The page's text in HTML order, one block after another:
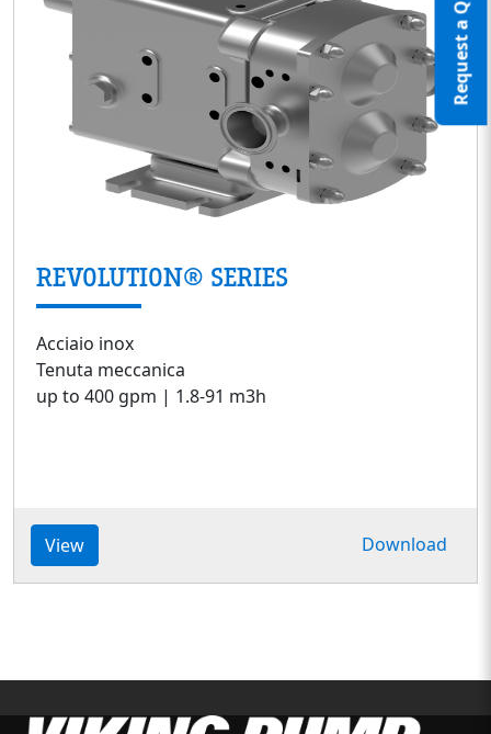
Request a Quote
REVOLUTION® SERIES
Acciaio inox
Tenuta meccanica
up to 400 gpm | 1.8-91 m3h
View Download